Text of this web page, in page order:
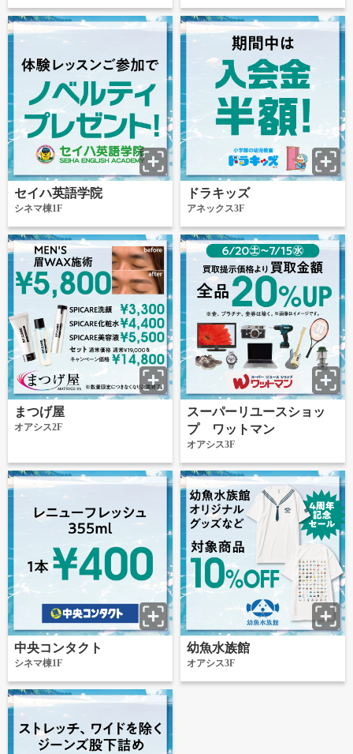
セイハ英語学院
シネマ棟1F
ドラキッズ
アネックス3F
まつげ屋
オアシス2F
スーパーリユースショッ
プ ワットマン
オアシス3F
中央コンタクト
シネマ棟1F
幼魚水族館
オアシス3F